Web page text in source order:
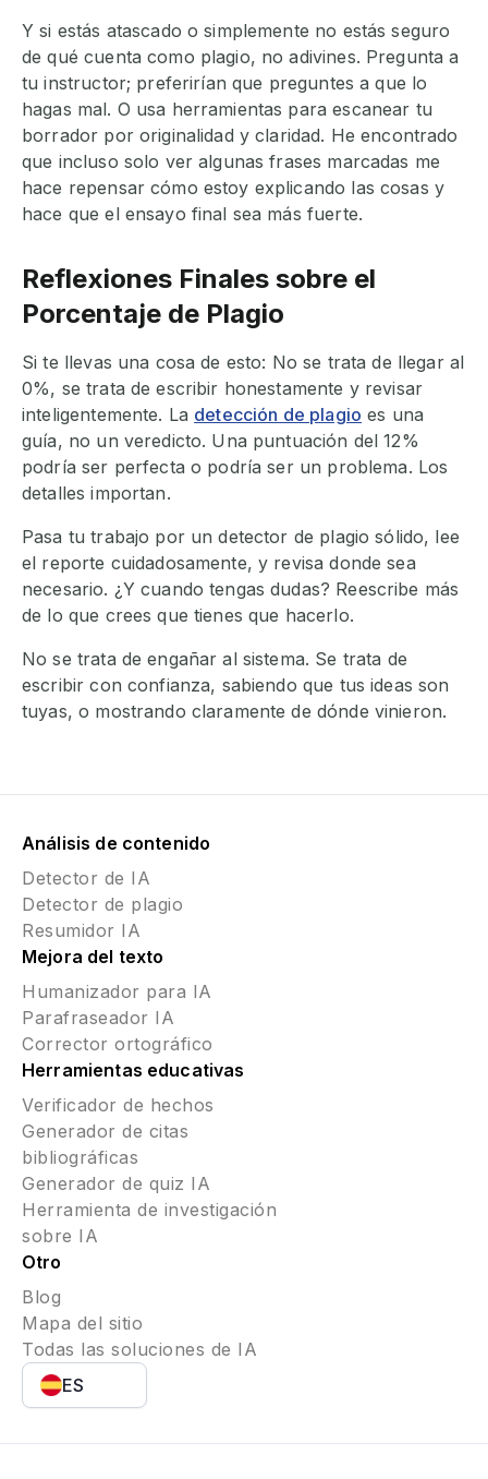
Y si estás atascado o simplemente no estás seguro
de qué cuenta como plagio, no adivines. Pregunta a
tu instructor; preferirían que preguntes a que lo
hagas mal. O usa herramientas para escanear tu
borrador por originalidad y claridad. He encontrado
que incluso solo ver algunas frases marcadas me
hace repensar cómo estoy explicando las cosas y
hace que el ensayo final sea más fuerte.
Reflexiones Finales sobre el
Porcentaje de Plagio
Si te llevas una cosa de esto: No se trata de llegar al
0%, se trata de escribir honestamente y revisar
inteligentemente. La detección de plagio es una
guía, no un veredicto. Una puntuación del 12%
podría ser perfecta o podría ser un problema. Los
detalles importan.
Pasa tu trabajo por un detector de plagio sólido, lee
el reporte cuidadosamente, y revisa donde sea
necesario. ¿Y cuando tengas dudas? Reescribe más
de lo que crees que tienes que hacerlo.
No se trata de engañar al sistema. Se trata de
escribir con confianza, sabiendo que tus ideas son
tuyas, o mostrando claramente de dónde vinieron.
Análisis de contenido
Detector de IA
Detector de plagio
Resumidor IA
Mejora del texto
Humanizador para IA
Parafraseador IA
Corrector ortográfico
Herramientas educativas
Verificador de hechos
Generador de citas
bibliográficas
Generador de quiz IA
Herramienta de investigación
sobre IA
Otro
Blog
Mapa del sitio
Todas las soluciones de IA
ES